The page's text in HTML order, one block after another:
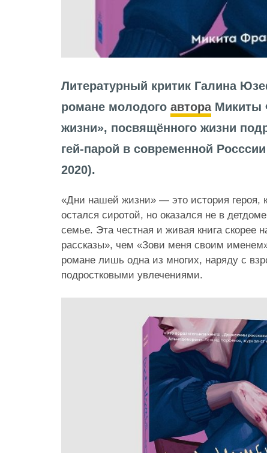
Литературный критик Галина
романе молодого автораМикиты
жизни», посвящённого жизни
гей-парой в современной
2020).
«Дни нашей жизни» — это история героя,
остался сиротой, но оказался не в
семье. Эта честная и живая книга скорее
рассказы», чем «Зови меня своим
романе лишь одна из многих, наряду с
подростковыми увлечениями.